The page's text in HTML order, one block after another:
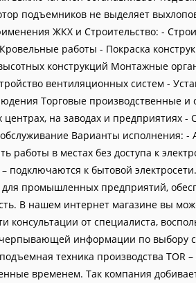
подъемников не выделяет
ЖКХ и Строительство: -
работы - Покраска
конструкций Монтажные
вентиляционных систем -
Торговые производственные
центрах, на заводах и предприятиях
Варианты исполнения: -
работы в местах без доступа к
подключаются к бытовой
промышленных предприятий,
В нашем интернет магазине вы
консультации от специалиста,
информации по выбору
техника производства TOR
временем. Так компания